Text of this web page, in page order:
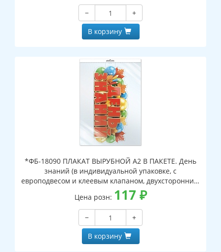
−
+
В корзину
*ФБ-18090 ПЛАКАТ ВЫРУБНОЙ А2 В ПАКЕТЕ. День
знаний (в индивидуальной упаковке, с
европодвесом и клеевым клапаном, двухсторонний,
ВД-лак)
Цена розн: 117 ₽
−
+
В корзину